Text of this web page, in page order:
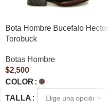
Bota Hombre Bucefalo Hector
Torobuck
Botas Hombre
$2,500
COLOR
TALLA